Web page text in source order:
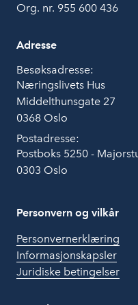
Org. nr. 955 600 436
Adresse
Besøksadresse:
Næringslivets Hus
Middelthunsgate 27
0368 Oslo
Postadresse:
Postboks 5250 -
0303 Oslo
Personvern og vilkår
Personvernerklæring
Informasjonskapsler
Juridiske betingelser